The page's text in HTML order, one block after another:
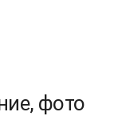
фото